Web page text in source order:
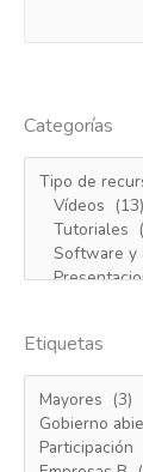
Categorías
Etiquetas